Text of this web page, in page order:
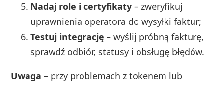
Nadaj role i certyfikaty – zweryfikuj
uprawnienia operatora do wysyłki faktur;
Testuj integrację – wyślij próbną fakturę,
sprawdź odbiór, statusy i obsługę błędów.
Uwaga – przy problemach z tokenem lub